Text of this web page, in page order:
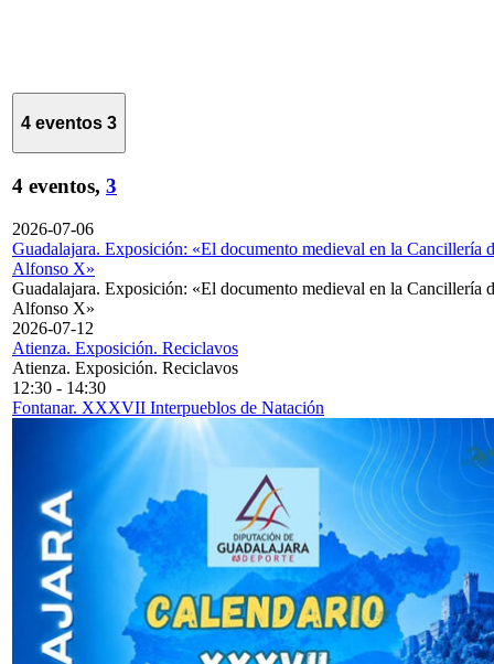
4 eventos 3
4 eventos, 3
2026-07-06
Guadalajara. Exposición: «El documento medieval en la Cancillería
Alfonso X»
Guadalajara. Exposición: «El documento medieval en la Cancillería
Alfonso X»
2026-07-12
Atienza. Exposición. Reciclavos
Atienza. Exposición. Reciclavos
12:30 - 14:30
Fontanar. XXXVII Interpueblos de Natación